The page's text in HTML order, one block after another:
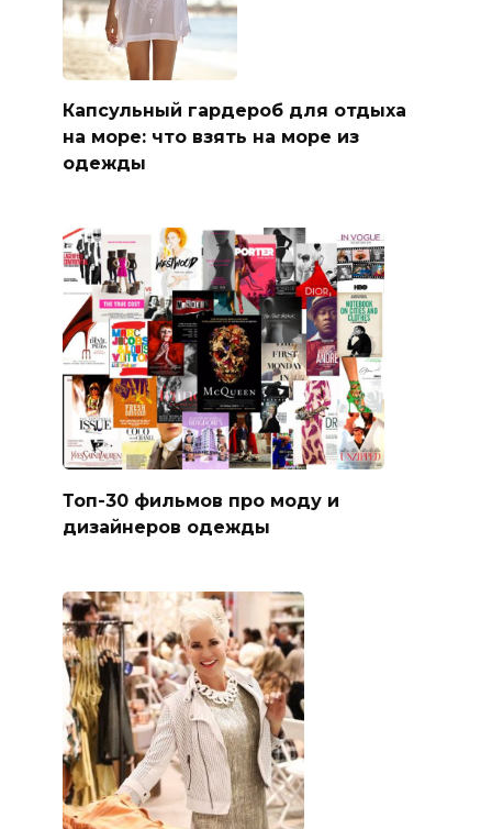
Капсульный гардероб для отдыха
на море: что взять на море из
одежды
Топ-30 фильмов про моду и
дизайнеров одежды